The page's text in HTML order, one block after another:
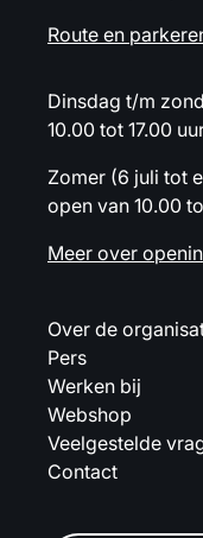
Route en
Dinsdag t/m
10.00 tot 17.00
Zomer (6 juli tot
open van 10.00
Meer over
Over de
Pers
Werken bij
Webshop
Veelgestelde
Contact